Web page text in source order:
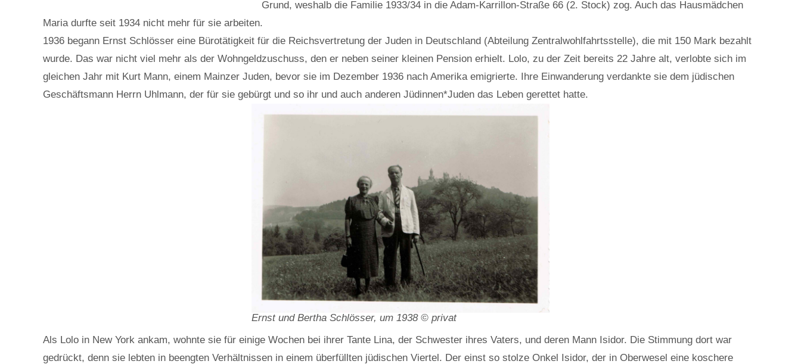
Grund, weshalb die Familie 1933/34 in die Adam-Karrillon-Straße 66 (2. Stock) zog. Auch das Hausmädchen
Maria durfte seit 1934 nicht mehr für sie arbeiten.
1936 begann Ernst Schlösser eine Bürotätigkeit für die Reichsvertretung der Juden in Deutschland (Abteilung Zentralwohlfahrtsstelle), die mit 150 Mark bezahlt
wurde. Das war nicht viel mehr als der Wohngeldzuschuss, den er neben seiner kleinen Pension erhielt. Lolo, zu der Zeit bereits 22 Jahre alt, verlobte sich im
gleichen Jahr mit Kurt Mann, einem Mainzer Juden, bevor sie im Dezember 1936 nach Amerika emigrierte. Ihre Einwanderung verdankte sie dem jüdischen
Geschäftsmann Herrn Uhlmann, der für sie gebürgt und so ihr und auch anderen Jüdinnen*Juden das Leben gerettet hatte.
Ernst und Bertha Schlösser, um 1938 © privat
Als Lolo in New York ankam, wohnte sie für einige Wochen bei ihrer Tante Lina, der Schwester ihres Vaters, und deren Mann Isidor. Die Stimmung dort war
gedrückt, denn sie lebten in beengten Verhältnissen in einem überfüllten jüdischen Viertel. Der einst so stolze Onkel Isidor, der in Oberwesel eine koschere